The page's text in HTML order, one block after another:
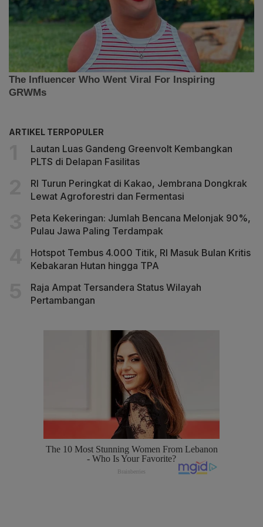
ARTIKEL TERPOPULER
Lautan Luas Gandeng Greenvolt Kembangkan
PLTS di Delapan Fasilitas
RI Turun Peringkat di Kakao, Jembrana Dongkrak
Lewat Agroforestri dan Fermentasi
Peta Kekeringan: Jumlah Bencana Melonjak 90%,
Pulau Jawa Paling Terdampak
Hotspot Tembus 4.000 Titik, RI Masuk Bulan Kritis
Kebakaran Hutan hingga TPA
Raja Ampat Tersandera Status Wilayah
Pertambangan